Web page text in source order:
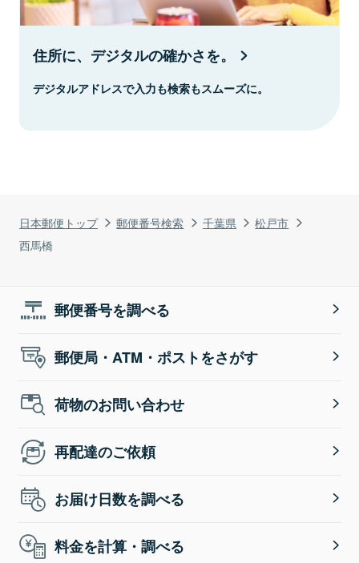
日本郵便トップ 郵便番号検索 千葉県
松戸市
西馬橋
住所に、デジタルの確かさを。
デジタルアドレスで入力も検索もスムーズに。
郵便番号を調べる
郵便局・ATM・ポストをさがす
荷物のお問い合わせ
再配達のご依頼
お届け日数を調べる
料金を計算・調べる